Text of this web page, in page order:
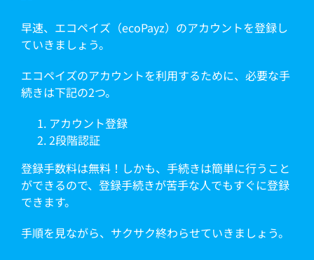
早速、エコペイズ（ecoPayz）のアカウントを登録し
ていきましょう。
エコペイズのアカウントを利用するために、必要な手
続きは下記の2つ。
アカウント登録
2段階認証
登録手数料は無料！しかも、手続きは簡単に行うこと
ができるので、登録手続きが苦手な人でもすぐに登録
できます。
手順を見ながら、サクサク終わらせていきましょう。